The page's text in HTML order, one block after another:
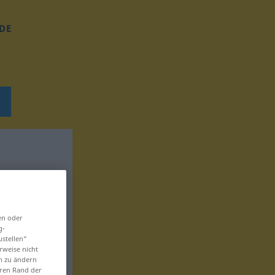
DE
oder
nicht
zu ändern
Rand der